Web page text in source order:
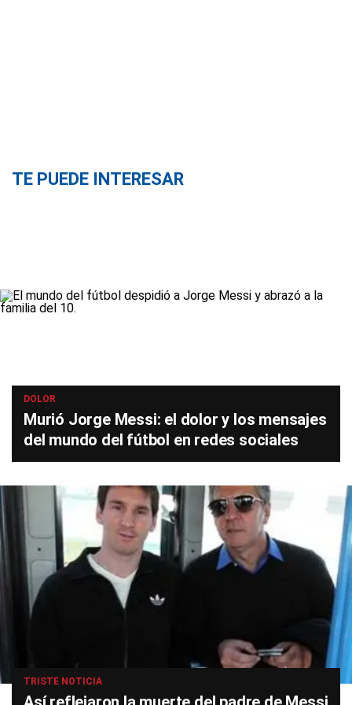
TE PUEDE INTERESAR
DOLOR
Murió Jorge Messi: el dolor y los mensajes
del mundo del fútbol en redes sociales
TRISTE NOTICIA